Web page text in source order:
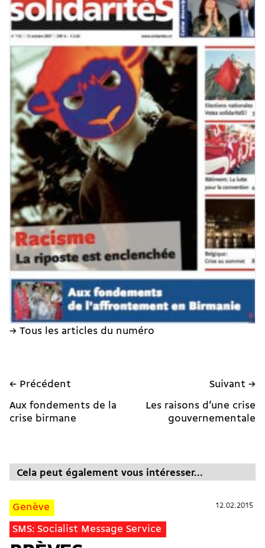
→ Tous les articles du numéro
← Précédent
Aux fondements de la
crise birmane
Suivant →
Les raisons d’une crise
gouvernementale
Cela peut également vous intéresser...
12.02.2015
Genève
SMS: Socialist Message Service
12.02.2015